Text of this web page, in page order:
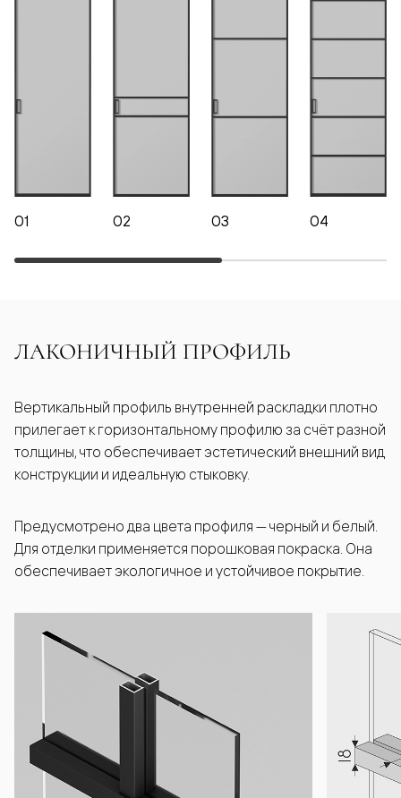
01 02 03 04
ЛАКОНИЧНЫЙ ПРОФИЛЬ
Вертикальный профиль внутренней раскладки плотно
прилегает к горизонтальному профилю за счёт разной
толщины, что обеспечивает эстетический внешний вид
конструкции и идеальную стыковку.
Предусмотрено два цвета профиля — черный и белый.
Для отделки применяется порошковая покраска. Она
обеспечивает экологичное и устойчивое покрытие.